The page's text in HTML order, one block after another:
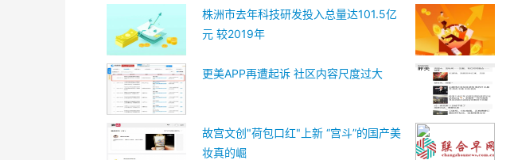
株洲市去年科技研发投入总量达101.5亿
元 较2019年
更美APP再遭起诉 社区内容尺度过大
故宫文创"荷包口红"上新 “宫斗”的国产美
妆真的崛